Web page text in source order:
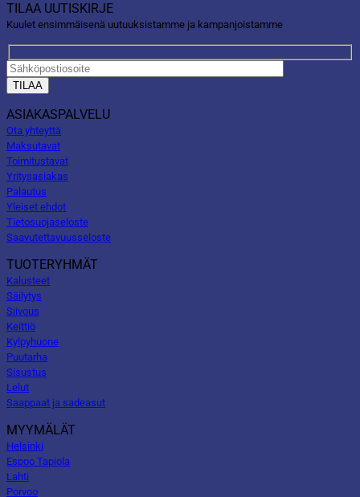
TILAA UUTISKIRJE
Kuulet ensimmäisenä uutuuksistamme ja kampanjoistamme
ASIAKASPALVELU
Ota yhteyttä
Maksutavat
Toimitustavat
Yritysasiakas
Palautus
Yleiset ehdot
Tietosuojaseloste
Saavutettavuusseloste
TUOTERYHMÄT
Kalusteet
Säilytys
Siivous
Keittiö
Kylpyhuone
Puutarha
Sisustus
Lelut
Saappaat ja sadeasut
MYYMÄLÄT
Helsinki
Espoo Tapiola
Lahti
Porvoo